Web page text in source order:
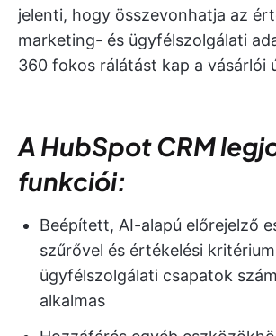
jelenti, hogy összevonhatja az
marketing- és ügyfélszolgálati
360 fokos rálátást kap a vásárlói
A HubSpot CRM
funkciói:
Beépített, AI-alapú előrejelző
szűrővel és értékelési
ügyfélszolgálati csapatok
alkalmas